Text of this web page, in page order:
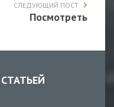
СЛЕДУЮЩИЙ ПОСТ
Посмотреть